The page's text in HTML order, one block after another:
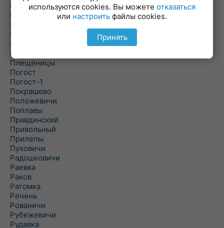
Осовец
Острошицкий Городок
Пасека
Пастовичи
Першаи
Петришки
Плещеницы
Погост
Погост-1
Покрашево
Положевичи
Поплавы
Правдинский
Привольный
Прилепы
Пуховичи
Радошковичи
Раевка
Раков
Ратомка
Речень
Рованичи
Рубежевичи
Рудавка
используются cookies. Вы можете отказаться
или настроить файлы cookies.
Принять